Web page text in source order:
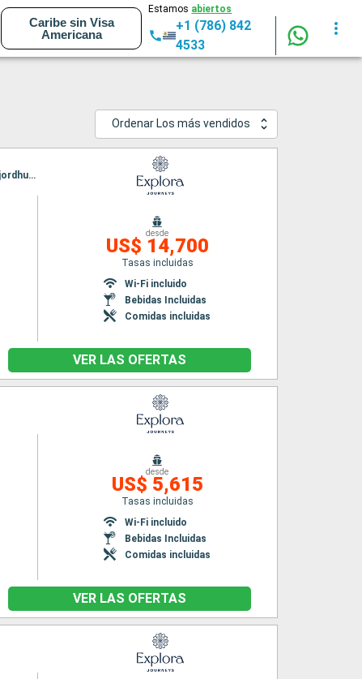
Caribe sin Visa
Americana
Estamos abiertos
+1 (786) 842
4533
Ordenar Los más vendidos
Itinerario : Southampton, Greencastle, Stornoway, Seydisfjordhur, Akureyri, Reykjavik, Isafjordhur, Siglufjordur - Islande, Thorshavn, Lerwick, Edimbourg, Southampton
desde
US$ 14,700
Tasas incluidas
Wi-Fi incluido
Bebidas Incluidas
Comidas incluidas
VER LAS OFERTAS
desde
US$ 5,615
Tasas incluidas
Wi-Fi incluido
Bebidas Incluidas
Comidas incluidas
VER LAS OFERTAS